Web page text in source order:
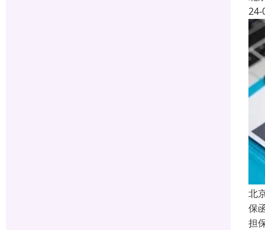
24-
北
保
担